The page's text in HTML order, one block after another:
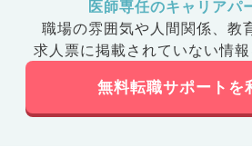
医師専任のキャリアパ
職場の雰囲気や人間関係、 教
求人票に掲載されていない情報
無料転職サポートを